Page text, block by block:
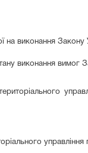
на виконання
виконання
управління